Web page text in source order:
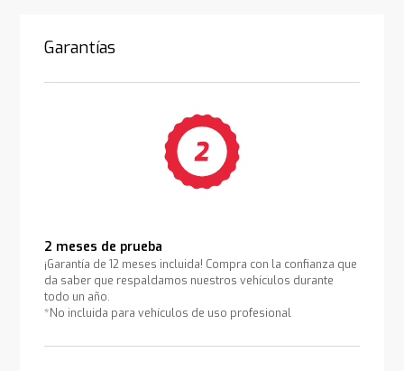
Garantías
2 meses de prueba
¡Garantía de 12 meses incluida! Compra con la confianza que
da saber que respaldamos nuestros vehículos durante
todo un año.
*No incluida para vehículos de uso profesional